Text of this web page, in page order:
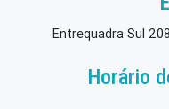
Entrequadra Sul
Horário